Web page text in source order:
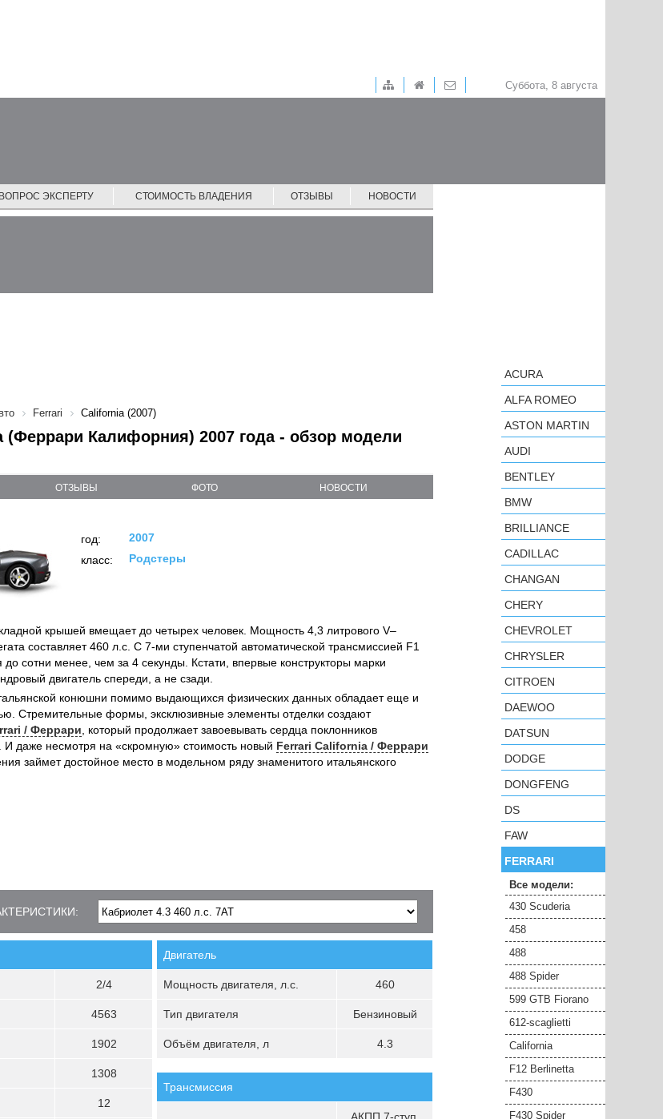
Суббота, 8 августа
ВОПРОС ЭКСПЕРТУ СТОИМОСТЬ ВЛАДЕНИЯ ОТЗЫВЫ НОВОСТИ
Ferrari California (2007)
(Феррари Калифорния) 2007 года - обзор модели
ОТЗЫВЫ ФОТО НОВОСТИ
год:
2007
класс:
Родстеры
крышей вмещает до четырех человек. Мощность 4,3 литрового V–
составляет 460 л.с. С 7-ми ступенчатой автоматической трансмиссией F1
до сотни менее, чем за 4 секунды. Кстати, впервые конструкторы марки
двигатель спереди, а не сзади.
конюшни помимо выдающихся физических данных обладает еще и
Стремительные формы, эксклюзивные элементы отделки создают
/ Феррари , который продолжает завоевывать сердца поклонников
И даже несмотря на «скромную» стоимость новый Ferrari California / Феррари
займет достойное место в модельном ряду знаменитого итальянского
2/4
4563
1902
1308
12
Двигатель
Мощность двигателя, л.с. 460
Тип двигателя Бензиновый
Объём двигателя, л 4.3
Трансмиссия
ACURA
ALFA ROMEO
ASTON MARTIN
AUDI
BENTLEY
BMW
BRILLIANCE
CADILLAC
CHANGAN
CHERY
CHEVROLET
CHRYSLER
CITROEN
DAEWOO
DATSUN
DODGE
DONGFENG
DS
FAW
FERRARI
Все модели:
430 Scuderia
458
488
488 Spider
599 GTB Fiorano
612-scaglietti
California
F12 Berlinetta
F430
F430 Spider